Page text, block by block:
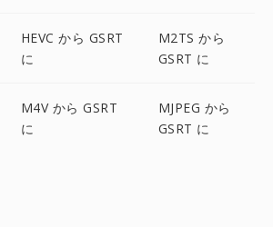
HEVC から GSRT
に
M2TS から
GSRT に
M4V から GSRT
に
MJPEG から
GSRT に